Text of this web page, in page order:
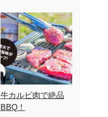
牛カルビ肉で絶品
BBQ！